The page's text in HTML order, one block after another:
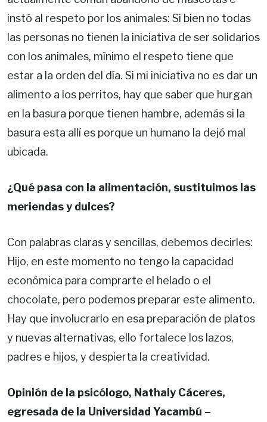
instó al respeto por los animales: Si bien no todas
las personas no tienen la iniciativa de ser solidarios
con los animales, mínimo el respeto tiene que
estar a la orden del día. Si mi iniciativa no es dar un
alimento a los perritos, hay que saber que hurgan
en la basura porque tienen hambre, además si la
basura esta allí es porque un humano la dejó mal
ubicada.
¿Qué pasa con la alimentación, sustituimos las
meriendas y dulces?
Con palabras claras y sencillas, debemos decirles:
Hijo, en este momento no tengo la capacidad
económica para comprarte el helado o el
chocolate, pero podemos preparar este alimento.
Hay que involucrarlo en esa preparación de platos
y nuevas alternativas, ello fortalece los lazos,
padres e hijos, y despierta la creatividad.
Opinión de la psicólogo, Nathaly Cáceres,
egresada de la Universidad Yacambú –